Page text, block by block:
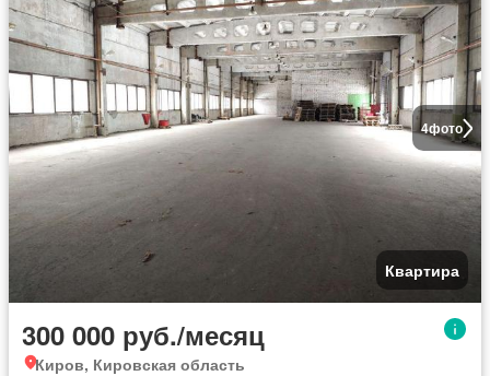
4фото
Квартира
300 000 руб./месяц
Киров, Кировская область